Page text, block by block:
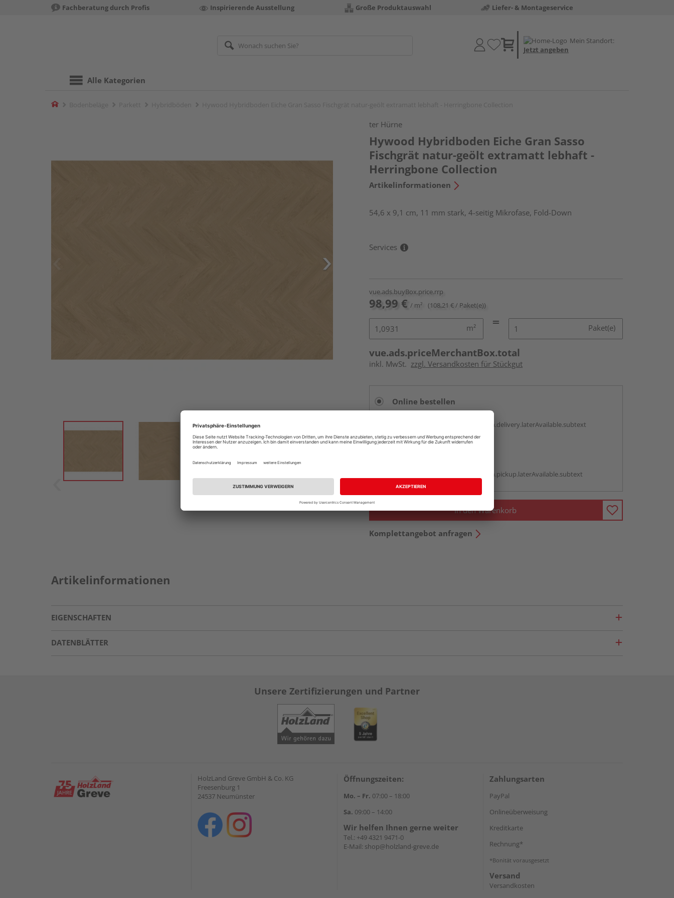
Fachberatung durch Profis Inspirierende Ausstellung Große Produktauswahl Liefer- & Montageservice
Mein Standort:
Jetzt angeben
Alle Kategorien
Home
ter Hürne
Hywood Hybridboden Eiche Gran Sasso
Fischgrät natur-geölt extramatt lebhaft -
Herringbone Collection
Artikelinformationen
54,6 x 9,1 cm, 11 mm stark, 4-seitig Mikrofase, Fold-Down
Services
vue.ads.buyBox.price.rrp
98,99 € / m² (108,21 € / Paket(e))
m² Paket(e)
vue.ads.priceMerchantBox.total
inkl. MwSt. zzgl. Versandkosten für Stückgut
Online bestellen
vue.ads.priceMerchantBox.option.delivery.laterAvailable.subtext
vue.ads.priceMerchantBox.option.pickup.laterAvailable.subtext
In den Warenkorb
Komplettangebot anfragen
Artikelinformationen
EIGENSCHAFTEN
DATENBLÄTTER
Unsere Zertifizierungen und Partner
HolzLand Greve GmbH & Co. KG
Freesenburg 1
24537 Neumünster
Öffnungszeiten:
Mo. – Fr. 07:00 – 18:00
Sa. 09:00 – 14:00
Wir helfen Ihnen gerne weiter
Tel.: +49 4321 9471-0
E-Mail: shop@holzland-greve.de
Zahlungsarten
PayPal
Onlineüberweisung
Kreditkarte
Rechnung*
*Bonität vorausgesetzt
Versand
Versandkosten